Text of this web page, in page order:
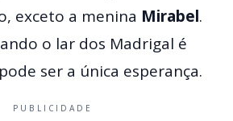
exceto a menina Mirabel.
o lar dos Madrigal é
ser a única esperança.
PUBLICIDADE